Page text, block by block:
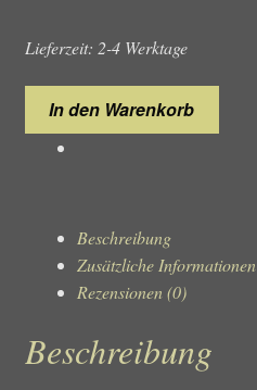
Lieferzeit: 2-4 Werktage
Guess
GW0769L4
In den Warenkorb
Beschreibung
Zusätzliche Informationen
Rezensionen (0)
Beschreibung